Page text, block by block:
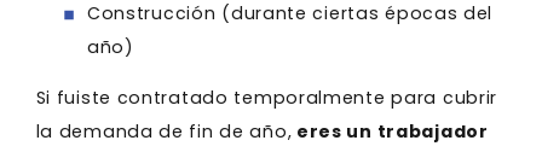
Construcción (durante ciertas épocas del
año)
Si fuiste contratado temporalmente para cubrir
la demanda de fin de año, eres un trabajador